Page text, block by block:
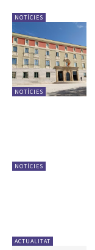
NOTÍCIES
NOTÍCIES
NOTÍCIES
ACTUALITAT